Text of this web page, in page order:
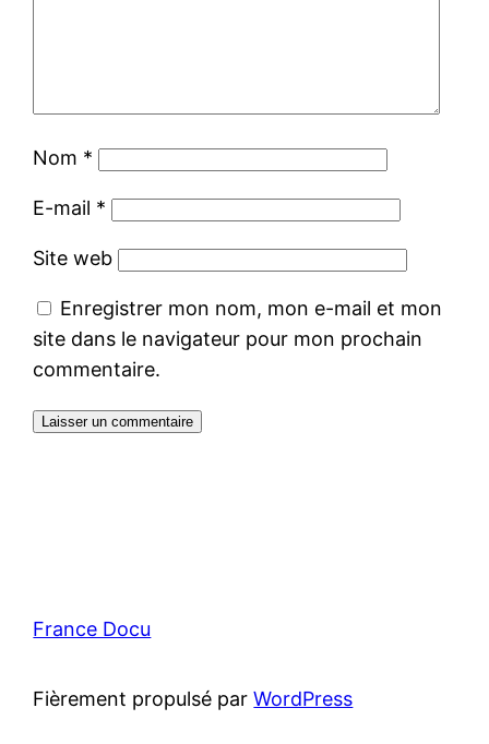
Nom *
E-mail *
Site web
Enregistrer mon nom, mon e-mail et mon
site dans le navigateur pour mon prochain
commentaire.
France Docu
Fièrement propulsé parWordPress